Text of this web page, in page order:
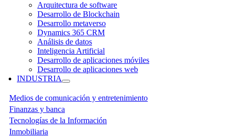
Arquitectura de software
Desarrollo de Blockchain
Desarrollo metaverso
Dynamics 365 CRM
Análisis de datos
Inteligencia Artificial
Desarrollo de aplicaciones móviles
Desarrollo de aplicaciones web
INDUSTRIA
Medios de comunicación y entretenimiento
Finanzas y banca
Tecnologías de la Información
Inmobiliaria